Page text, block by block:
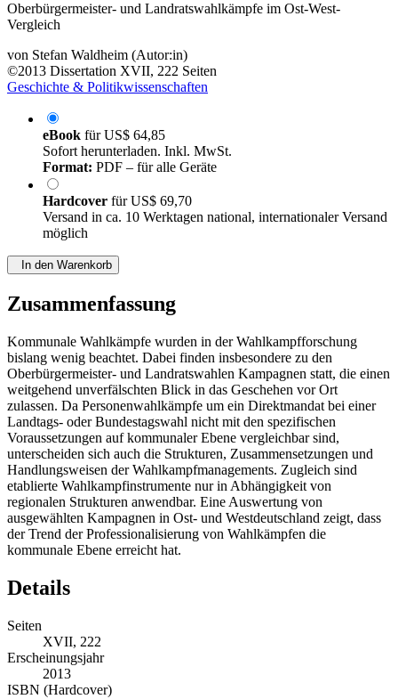
Oberbürgermeister- und Landratswahlkämpfe im Ost-West-
Vergleich
von Stefan Waldheim (Autor:in)
©2013 Dissertation XVII, 222 Seiten
Geschichte & Politikwissenschaften
eBook fürUS$ 64,85
Sofort herunterladen. Inkl. MwSt.
Format: PDF – für alle Geräte
Hardcover fürUS$ 69,70
Versand in ca. 10 Werktagen national, internationaler Versand
möglich
In den Warenkorb
Zusammenfassung
Kommunale Wahlkämpfe wurden in der Wahlkampfforschung
bislang wenig beachtet. Dabei finden insbesondere zu den
Oberbürgermeister- und Landratswahlen Kampagnen statt, die einen
weitgehend unverfälschten Blick in das Geschehen vor Ort
zulassen. Da Personenwahlkämpfe um ein Direktmandat bei einer
Landtags- oder Bundestagswahl nicht mit den spezifischen
Voraussetzungen auf kommunaler Ebene vergleichbar sind,
unterscheiden sich auch die Strukturen, Zusammensetzungen und
Handlungsweisen der Wahlkampfmanagements. Zugleich sind
etablierte Wahlkampfinstrumente nur in Abhängigkeit von
regionalen Strukturen anwendbar. Eine Auswertung von
ausgewählten Kampagnen in Ost- und Westdeutschland zeigt, dass
der Trend der Professionalisierung von Wahlkämpfen die
kommunale Ebene erreicht hat.
Details
Seiten
XVII, 222
Erscheinungsjahr
2013
ISBN (Hardcover)